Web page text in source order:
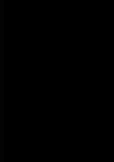
Opter pour une verrière sur
l’harmonie parfaite. All-In
excelle dans la création de
Chaque projet est abordé
garantissant une fusion
notre savoir-faire, pour un